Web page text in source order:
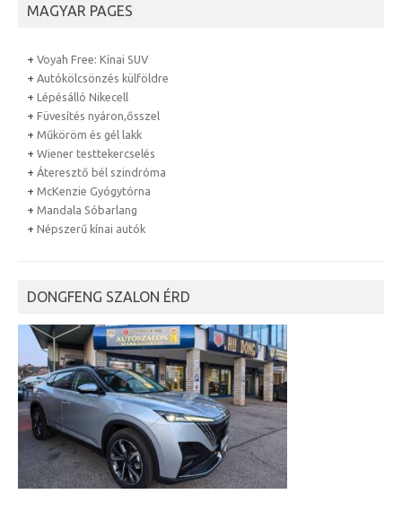
MAGYAR PAGES
+ Voyah Free: Kínai SUV
+ Autókölcsönzés külföldre
+ Lépésálló Nikecell
+ Füvesítés nyáron,ősszel
+ Műköröm és gél lakk
+ Wiener testtekercselés
+ Áteresztő bél szindróma
+ McKenzie Gyógytórna
+ Mandala Sóbarlang
+ Népszerű kínai autók
DONGFENG SZALON ÉRD